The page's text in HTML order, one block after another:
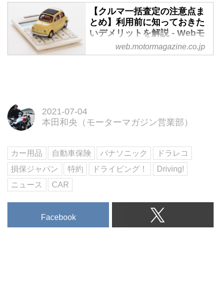
【クルマ一括査定の注意点ま
とめ】利用前に知っておきた
いデメリットを解説 - Webモ
ーターマガジン
けることができます。
ただ、安易な気持ちで申し込む
とも少なくありません。
クルマの一括査定におけるトラブ
ルを未然に防ぐには、あらかじめ
この記事では、クルマ一括査定を
利用する際の注意点やトラブルを
web.motormagazine.co.jp
2021-07-04
本田和央（モーターマガジン営業部）
カー用品 自動車保険 パナソニック
ドラレコ
損保ジャパン
特約 ドライビング！
Driving!
ニュース
CAR
Facebook